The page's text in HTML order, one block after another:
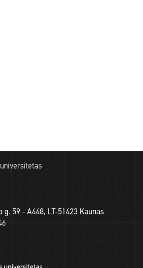
g. 59 - A448, LT-51423 Kaunas